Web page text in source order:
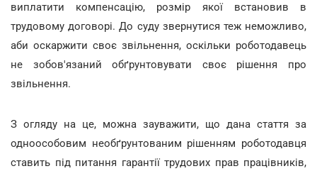
виплатити компенсацію, розмір якої встановив в
трудовому договорі. До суду звернутися теж неможливо,
аби оскаржити своє звільнення, оскільки роботодавець
не зобов'язаний обґрунтовувати своє рішення про
звільнення.
З огляду на це, можна зауважити, що дана стаття за
одноособовим необґрунтованим рішенням роботодавця
ставить під питання гарантії трудових прав працівників,